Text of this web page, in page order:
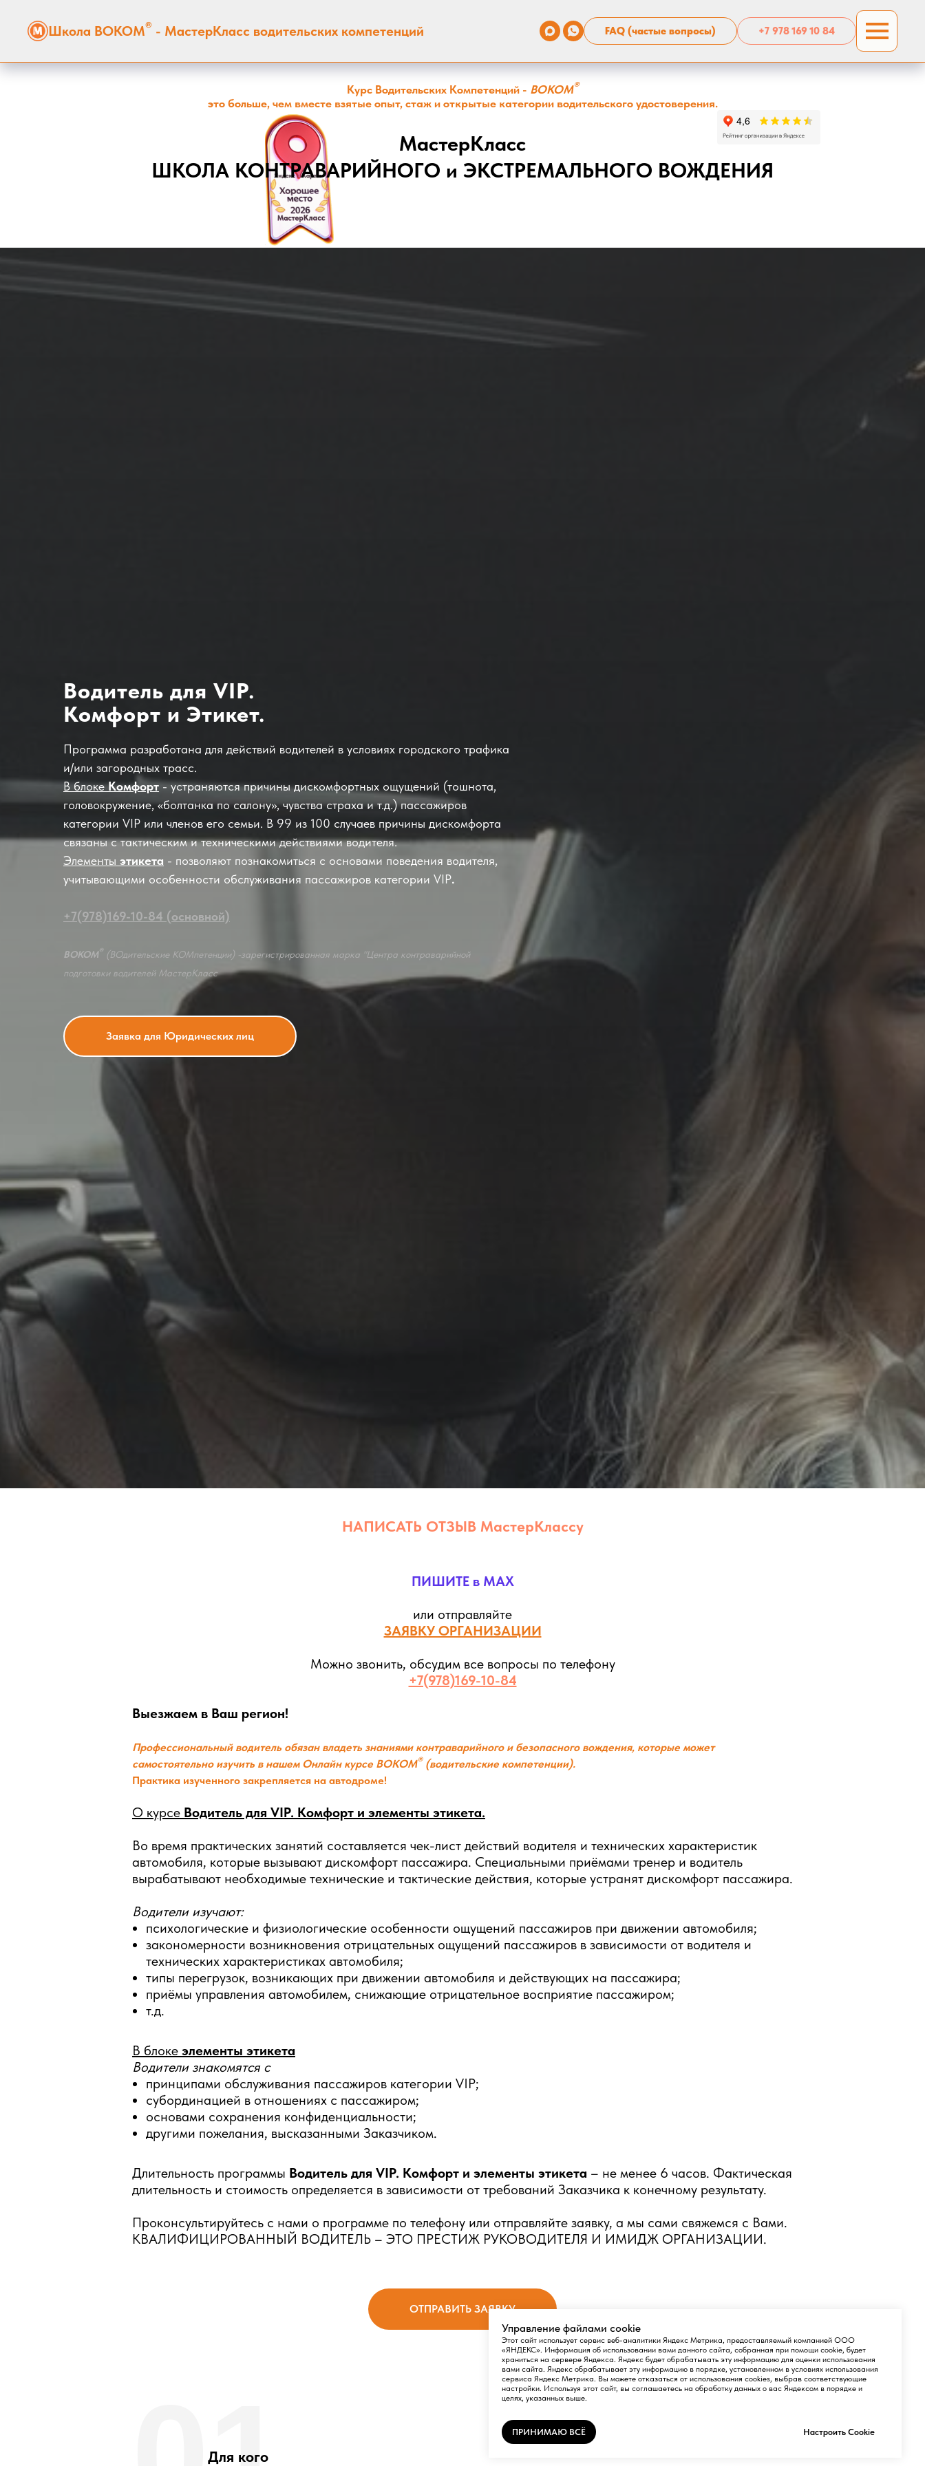
Школа ВОКОМ® - МастерКласс водительских компетенций FAQ (частые вопросы) +7 978 169 10 84
Управление файлами cookie
Этот сайт использует сервис веб-аналитики Яндекс Метрика, предоставляемый компанией ООО
«ЯНДЕКС». Информация об использовании вами данного сайта, собранная при помощи cookie, будет
храниться на сервере Яндекса. Яндекс будет обрабатывать эту информацию для оценки использования
вами сайта. Яндекс обрабатывает эту информацию в порядке, установленном в условиях использования
сервиса Яндекс Метрика. Вы можете отказаться от использования cookies, выбрав соответствующие
настройки. Используя этот сайт, вы соглашаетесь на обработку данных о вас Яндексом в порядке и
целях, указанных выше.
ПРИНИМАЮ ВСЁ Настроить Cookie
Курс Водительских Компетенций - ВОКОМ®
это больше, чем вместе взятые опыт, стаж и открытые категории водительского удостоверения.
МастерКласс
ШКОЛА КОНТРАВАРИЙНОГО и ЭКСТРЕМАЛЬНОГО ВОЖДЕНИЯ
Водитель для VIP.
Комфорт и Этикет.
Программа разработана для действий водителей в условиях городского трафика
и/или загородных трасс.
В блокеКомфорт- устраняются причины дискомфортных ощущений (тошнота,
головокружение, «болтанка по салону», чувства страха и т.д.) пассажиров
категории VIP или членов его семьи. В 99 из 100 случаев причины дискомфорта
связаны с тактическим и техническими действиями водителя.
Элементы этикета - позволяют познакомиться с основами поведения водителя,
учитывающими особенности обслуживания пассажиров категории VIP.
+7(978)169-10-84 (основной)
ВОКОМ® (ВОдительские КОМпетенции) -зарегистрированная марка "Центра контраварийной
подготовки водителей МастерКласс
Заявка для Юридических лиц
НАПИСАТЬ ОТЗЫВ МастерКлассу
ПИШИТЕ в MAX
или отправляйте
ЗАЯВКУ ОРГАНИЗАЦИИ
Можно звонить, обсудим все вопросы по телефону
+7(978)169-10-84
Выезжаем в Ваш регион!
Профессиональный водитель обязан владеть знаниями контраварийного и безопасного вождения, которые может
самостоятельно изучить в нашем Онлайн курсе ВОКОМ®(водительские компетенции).
Практика изученного закрепляется на автодроме!
О курсе Водитель для VIP. Комфорт и элементы этикета.
Во время практических занятий составляется чек-лист действий водителя и технических характеристик
автомобиля, которые вызывают дискомфорт пассажира. Специальными приёмами тренер и водитель
вырабатывают необходимые технические и тактические действия, которые устранят дискомфорт пассажира.
Водители изучают:
психологические и физиологические особенности ощущений пассажиров при движении автомобиля;
закономерности возникновения отрицательных ощущений пассажиров в зависимости от водителя и
технических характеристиках автомобиля;
типы перегрузок, возникающих при движении автомобиля и действующих на пассажира;
приёмы управления автомобилем, снижающие отрицательное восприятие пассажиром;
т.д.
В блоке элементы этикета
Водители знакомятся с
принципами обслуживания пассажиров категории VIP;
субординацией в отношениях с пассажиром;
основами сохранения конфиденциальности;
другими пожелания, высказанными Заказчиком.
Длительность программы Водитель для VIP. Комфорт и элементы этикета – не менее 6 часов. Фактическая
длительность и стоимость определяется в зависимости от требований Заказчика к конечному результату.
Проконсультируйтесь с нами о программе по телефону или отправляйте заявку, а мы сами свяжемся с Вами.
КВАЛИФИЦИРОВАННЫЙ ВОДИТЕЛЬ – ЭТО ПРЕСТИЖ РУКОВОДИТЕЛЯ И ИМИДЖ ОРГАНИЗАЦИИ.
ОТПРАВИТЬ ЗАЯВКУ
Для кого